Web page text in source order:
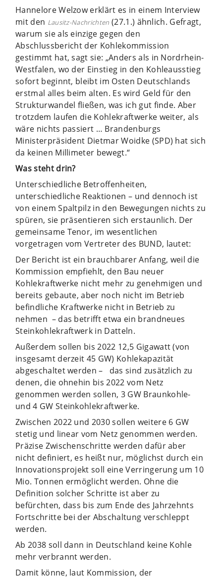
Hannelore Welzow erklärt es in einem Interview
mit den Lausitz-Nachrichten (27.1.) ähnlich. Gefragt,
warum sie als einzige gegen den
Abschlussbericht der Kohlekommission
gestimmt hat, sagt sie: „Anders als in Nordrhein-
Westfalen, wo der Einstieg in den Kohleausstieg
sofort beginnt, bleibt im Osten Deutschlands
erstmal alles beim alten. Es wird Geld für den
Strukturwandel fließen, was ich gut finde. Aber
trotzdem laufen die Kohlekraftwerke weiter, als
wäre nichts passiert … Brandenburgs
Ministerpräsident Dietmar Woidke (SPD) hat sich
da keinen Millimeter bewegt.“
Was steht drin?
Unterschiedliche Betroffenheiten,
unterschiedliche Reaktionen – und dennoch ist
von einem Spaltpilz in den Bewegungen nichts zu
spüren, sie präsentieren sich erstaunlich. Der
gemeinsame Tenor, im wesentlichen
vorgetragen vom Vertreter des BUND, lautet:
Der Bericht ist ein brauchbarer Anfang, weil die
Kommission empfiehlt, den Bau neuer
Kohlekraftwerke nicht mehr zu genehmigen und
bereits gebaute, aber noch nicht im Betrieb
befindliche Kraftwerke nicht in Betrieb zu
nehmen – das betrifft etwa ein brandneues
Steinkohlekraftwerk in Datteln.
Außerdem sollen bis 2022 12,5 Gigawatt (von
insgesamt derzeit 45 GW) Kohlekapazität
abgeschaltet werden –
das sind zusätzlich zu
denen, die ohnehin bis 2022 vom Netz
genommen werden sollen, 3 GW Braunkohle-
und 4 GW Steinkohlekraftwerke.
Zwischen 2022 und 2030 sollen weitere 6 GW
stetig und linear vom Netz genommen werden.
Präzise Zwischenschritte werden dafür aber
nicht definiert, es heißt nur, möglichst durch ein
Innovationsprojekt soll eine Verringerung um 10
Mio. Tonnen ermöglicht werden. Ohne die
Definition solcher Schritte ist aber zu
befürchten, dass bis zum Ende des Jahrzehnts
Fortschritte bei der Abschaltung verschleppt
werden.
Ab 2038 soll dann in Deutschland keine Kohle
mehr verbrannt werden.
Damit könne, laut Kommission, der